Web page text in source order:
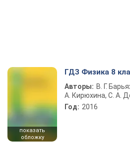
показать
обложку
ГДЗ Физика 8
Авторы: В. Г.
А. Кирюхина, С. А.
Год: 2016